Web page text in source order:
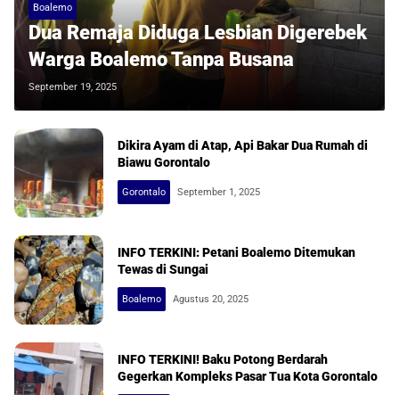
Boalemo
Dua Remaja Diduga Lesbian Digerebek
Warga Boalemo Tanpa Busana
September 19, 2025
Dikira Ayam di Atap, Api Bakar Dua Rumah di
Biawu Gorontalo
Gorontalo September 1, 2025
INFO TERKINI: Petani Boalemo Ditemukan
Tewas di Sungai
Boalemo Agustus 20, 2025
INFO TERKINI! Baku Potong Berdarah
Gegerkan Kompleks Pasar Tua Kota Gorontalo